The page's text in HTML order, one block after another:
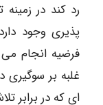
رد کند در
پذیری وجود
فرضیه انجام
غلبه بر سوگیری
ای که در برابر